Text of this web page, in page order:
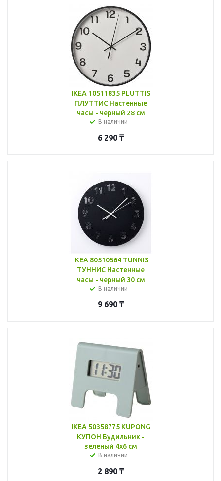
IKEA 10511835 PLUTTIS
ПЛУТТИС Настенные
часы - черный 28 см
В наличии
6 290 ₸
IKEA 80510564 TUNNIS
ТУННИС Настенные
часы - черный 30 см
В наличии
9 690 ₸
IKEA 50358775 KUPONG
КУПОН Будильник -
зеленый 4x6 см
В наличии
2 890 ₸